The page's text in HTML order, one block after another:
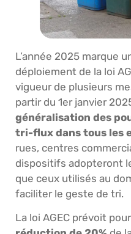
L’année 2025 marque
déploiement de la loi
vigueur de plusieurs
partir du 1er janvier
généralisation des
tri-flux dans tous les
rues, centres
dispositifs adopteront
que ceux utilisés au
faciliter le geste de tri.
La loi AGEC prévoit